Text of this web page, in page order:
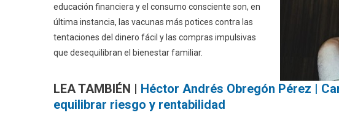
educación financiera y el consumo consciente son, en
última instancia, las vacunas más potices contra las
tentaciones del dinero fácil y las compras impulsivas
que desequilibran el bienestar familiar.
LEA TAMBIÉN | Héctor Andrés Obregón Pérez |
equilibrar riesgo y rentabilidad